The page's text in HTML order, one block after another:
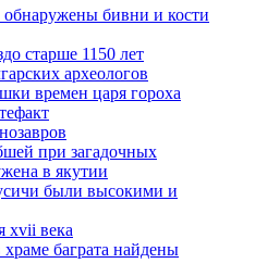
обнаружены бивни и кости
старше 1150 лет
археологов
времен царя гороха
при загадочных
в якутии
были высокими и
xvii века
баграта найдены